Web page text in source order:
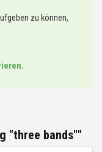
zu können,
.
"three bands""